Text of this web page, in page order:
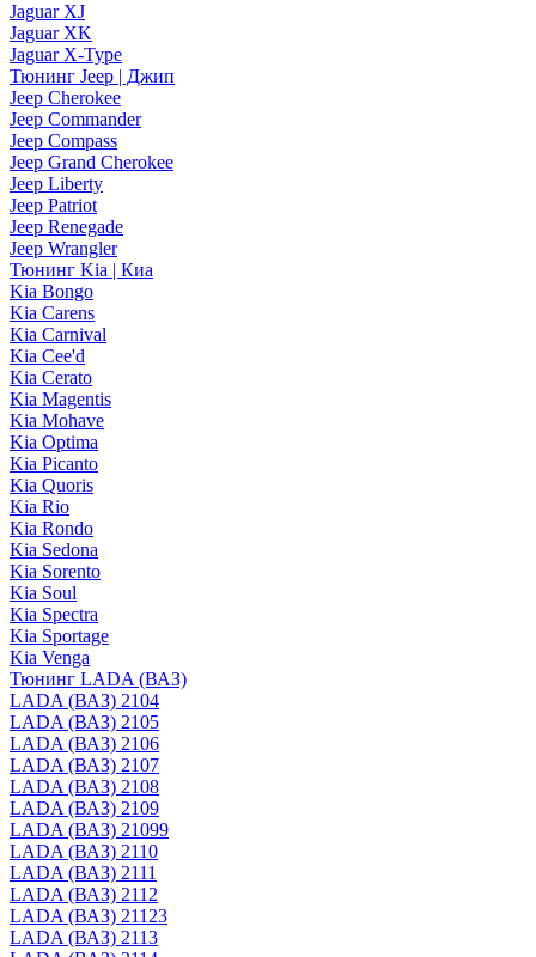
Jaguar XJ
Jaguar XK
Jaguar X-Type
Тюнинг Jeep | Джип
Jeep Cherokee
Jeep Commander
Jeep Compass
Jeep Grand Cherokee
Jeep Liberty
Jeep Patriot
Jeep Renegade
Jeep Wrangler
Тюнинг Kia | Киа
Kia Bongo
Kia Carens
Kia Carnival
Kia Cee'd
Kia Cerato
Kia Magentis
Kia Mohave
Kia Optima
Kia Picanto
Kia Quoris
Kia Rio
Kia Rondo
Kia Sedona
Kia Sorento
Kia Soul
Kia Spectra
Kia Sportage
Kia Venga
Тюнинг LADA (ВАЗ)
LADA (ВАЗ) 2104
LADA (ВАЗ) 2105
LADA (ВАЗ) 2106
LADA (ВАЗ) 2107
LADA (ВАЗ) 2108
LADA (ВАЗ) 2109
LADA (ВАЗ) 21099
LADA (ВАЗ) 2110
LADA (ВАЗ) 2111
LADA (ВАЗ) 2112
LADA (ВАЗ) 21123
LADA (ВАЗ) 2113